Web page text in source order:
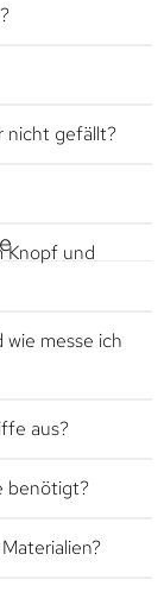
nicht gefällt?
Knopf und
messe ich
aus?
benötigt?